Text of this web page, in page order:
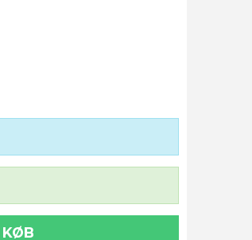
KØB